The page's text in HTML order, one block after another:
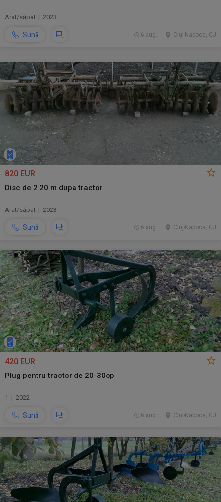
Arat/săpat | 2023
Sună Cluj-Napoca, CJ
6 aug.
820 EUR
Disc de 2.20 m dupa tractor
Arat/săpat | 2023
Sună Cluj-Napoca, CJ
6 aug.
420 EUR
Plug pentru tractor de 20-30cp
1 | 2022
Sună Cluj-Napoca, CJ
6 aug.